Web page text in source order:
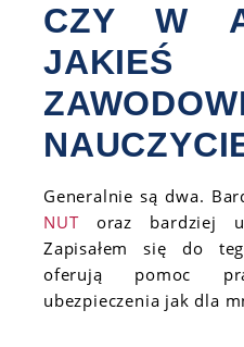
CZY W
JAKIEŚ
Generalnie są dwa.
NUToraz bardziej
Zapisałem się do
oferują pomoc
ubezpieczenia jak dla